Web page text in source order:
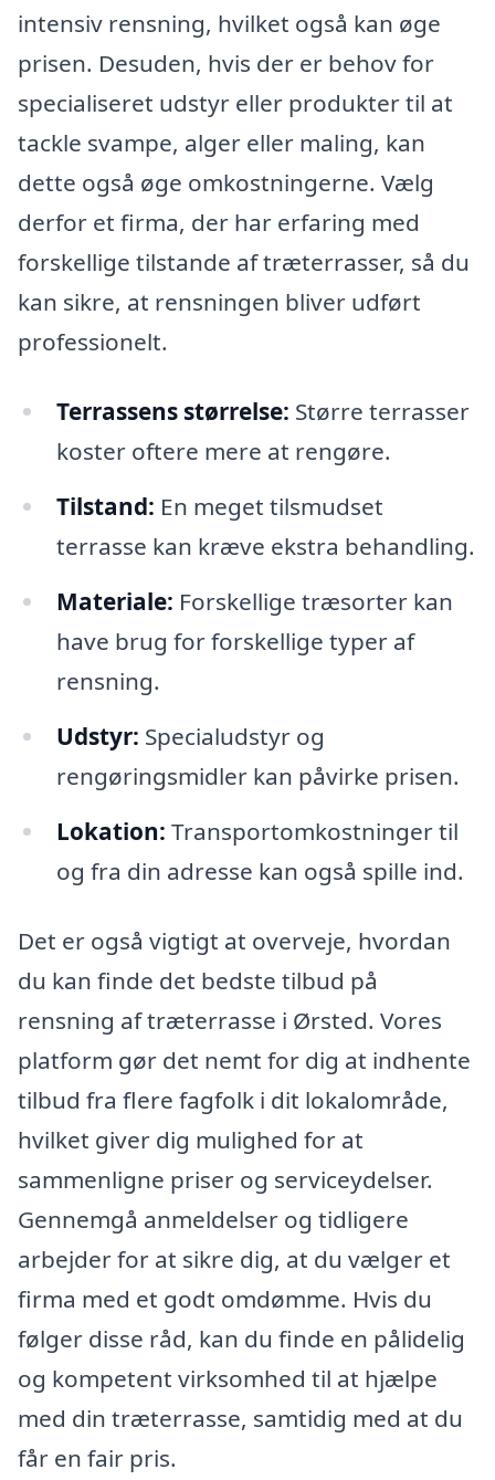
intensiv rensning, hvilket også kan øge
prisen. Desuden, hvis der er behov for
specialiseret udstyr eller produkter til at
tackle svampe, alger eller maling, kan
dette også øge omkostningerne. Vælg
derfor et firma, der har erfaring med
forskellige tilstande af træterrasser, så du
kan sikre, at rensningen bliver udført
professionelt.
Terrassens størrelse: Større terrasser
koster oftere mere at rengøre.
Tilstand: En meget tilsmudset
terrasse kan kræve ekstra behandling.
Materiale: Forskellige træsorter kan
have brug for forskellige typer af
rensning.
Udstyr: Specialudstyr og
rengøringsmidler kan påvirke prisen.
Lokation: Transportomkostninger til
og fra din adresse kan også spille ind.
Det er også vigtigt at overveje, hvordan
du kan finde det bedste tilbud på
rensning af træterrasse i Ørsted. Vores
platform gør det nemt for dig at indhente
tilbud fra flere fagfolk i dit lokalområde,
hvilket giver dig mulighed for at
sammenligne priser og serviceydelser.
Gennemgå anmeldelser og tidligere
arbejder for at sikre dig, at du vælger et
firma med et godt omdømme. Hvis du
følger disse råd, kan du finde en pålidelig
og kompetent virksomhed til at hjælpe
med din træterrasse, samtidig med at du
får en fair pris.